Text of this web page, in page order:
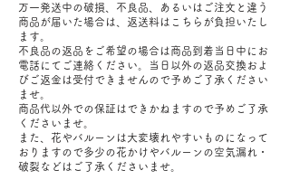
万一発送中の破損、不良品、あるいはご注文と違う
商品が届いた場合は、返送料はこちらが負担いたし
ます。
不良品の返品をご希望の場合は商品到着当日中にお
電話にてご連絡ください。当日以外の返品交換およ
びご返金は受付できませんので予めご了承ください
ませ。
商品代以外での保証はできかねますので予めご了承
くださいませ。
また、花やバルーンは大変壊れやすいものになって
おりますので多少の花かけやバルーンの空気漏れ・
破裂などはご了承くださいませ。